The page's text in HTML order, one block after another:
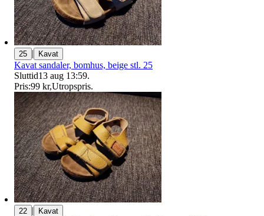
25 | Kavat
Kavat sandaler, bomhus, beige stl. 25
Sluttid13 aug 13:59.
Pris:99 kr,Utropspris.
22 | Kavat